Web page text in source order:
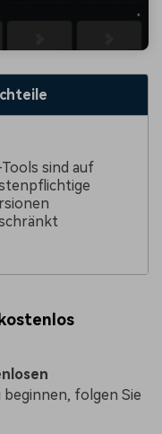
sind auf
beginnen, folgen Sie